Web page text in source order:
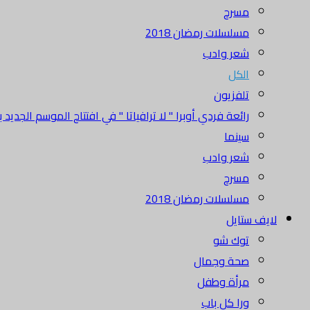
مسرح
مسلسلات رمضان 2018
شعر وادب
الكل
تلفزيون
رائعة فردي أوبرا " لا ترافياتا " في افتتاح الموسم الجديد
سينما
شعر وادب
مسرح
مسلسلات رمضان 2018
لايف ستايل
توك شو
صحة وجمال
مرأة وطفل
ورا كل باب